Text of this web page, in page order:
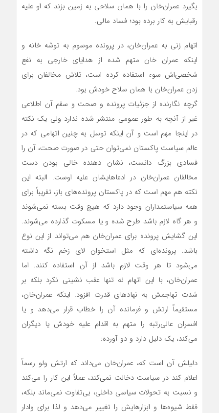
بگیرد عمران‌خان را با همان سلاحی به زمین بزند که او علیه
رقبایش به کار برده بود؛ فساد مالی.
اتهام زنی به عمران‌خان، در پرونده موسوم به توشه خانه و
اینکه عمران خان متهم شده از هدایای خارجی به نفع
شخصی‌اش سوء استفاده کرده است، تلاش مخالفان برای
زدن عمران‌خان با همان سلاح خودش بود.
گرچه نگارنده از جزئیات پرونده و صحت و سقم آن اطلاعی
غیر از آنچه به طور عمومی منتشر شده ندارد ولی یک نکته
در اینجا مهم است و آن اینکه توسل به چنین اتهامی که در
عالم سیاست پاکستان نمی‌توان حتی در صورت صحت، آن را
فسادی بزرگ دانست، نشان دهنده خالی بودن دست
مخالفان عمران‌خان در ادعاهایشان علیه اوست. البته این
نکته هم مهم است که در پاکستان پرونده‌های باز، تقریباً برای
همه سیاستمداران وجود دارد که هیچ وقت بسته نمی‌شوند
و هر گاه لازم باشد طرح شده و یا مسکوت گذارده می‌شوند.
این گشایش پرونده برای عمران‌خان هم می‌تواند از این نوع
باشد. پرونده‌ای که مثل استخوان لای زخم نگه داشته
می‌شود تا هر وقت لازم باشد از آن استفاده کنند. اما
عمران‌خان، با این اتهام نه تنها عقب نشینی نکرد بلکه بر
شدت تهاجمش به نهادهای قدرت افزود. اینکه عمران‌خان،
مستقیماً ارتش و فرمانده آن را خطاب قرار می‌دهد و یا
افسران عالی‌رتبه را متهم به اقدام علیه خودش یا دیگران
می‌کند، یک دلیل دارد و دو آورده:
دلیلش آن است که، عمران‌خان می‌داند که ارتش ولو رسماً
اعلام کند در سیاست دخالت نمی‌کند، عملاً این کار را می‌کند
و نسبت به تحولات سیاسی داخلی، بی‌تفاوت نمی‌ماند بلکه،
فقط شیوه‌ها و ابزارهایش را تغییر می‌دهد و لذا برای وادار